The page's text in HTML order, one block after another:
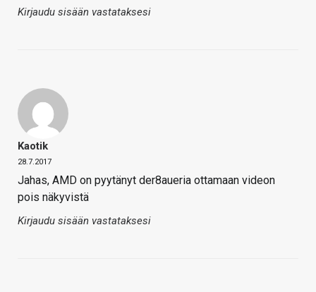
Kirjaudu sisään vastataksesi
Kaotik
28.7.2017
Jahas, AMD on pyytänyt der8aueria ottamaan videon
pois näkyvistä
Kirjaudu sisään vastataksesi